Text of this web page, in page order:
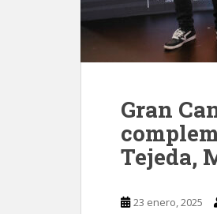
Gran
Tejeda,
23 enero, 2025